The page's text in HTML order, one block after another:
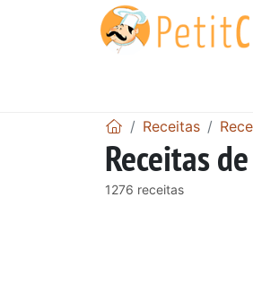
Receitas
Receitas
1276 receitas